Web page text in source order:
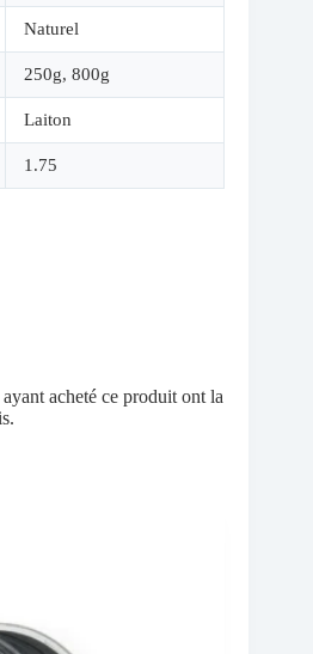
Naturel
250g, 800g
Laiton
1.75
acheté ce produit ont la